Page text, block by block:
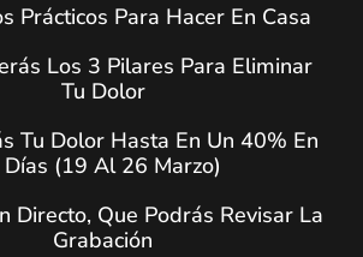
Prácticos Para Hacer En Casa
Los 3 Pilares Para Eliminar
Tu Dolor
Tu Dolor Hasta En Un 40% En
Días (19 Al 26 Marzo)
Directo, Que Podrás Revisar La
Grabación